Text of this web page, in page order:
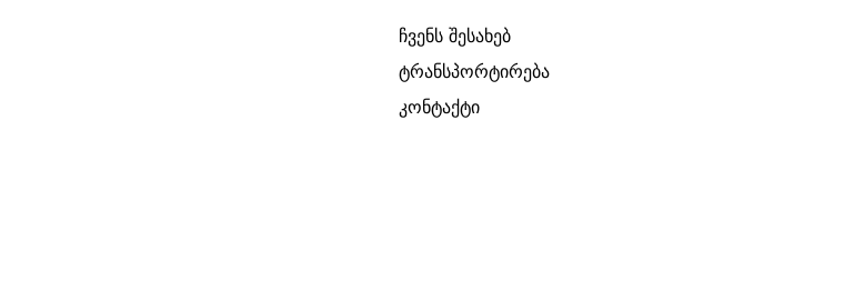
ჩვენს შესახებ
ტრანსპორტირება
კონტაქტი